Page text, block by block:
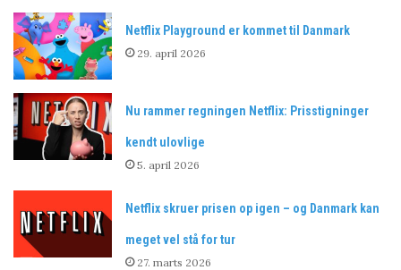
Netflix Playground er kommet til Danmark
29. april 2026
Nu rammer regningen Netflix: Prisstigninger
kendt ulovlige
5. april 2026
Netflix skruer prisen op igen – og Danmark kan
meget vel stå for tur
27. marts 2026